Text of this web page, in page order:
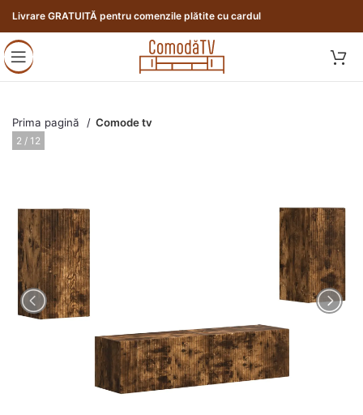
Livrare GRATUITĂ pentru comenzile plătite cu cardul
Prima pagină Comode tv
2 / 12